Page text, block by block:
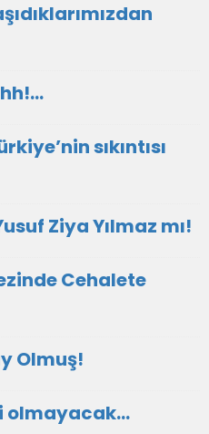
sıkıntısı
Ziya Yılmaz mı!
Cehalete
Olmuş!
olmayacak…